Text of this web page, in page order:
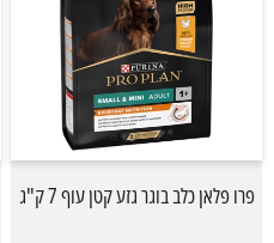
פרו פלאן כלב בוגר גזע קטן עוף 7 ק"ג